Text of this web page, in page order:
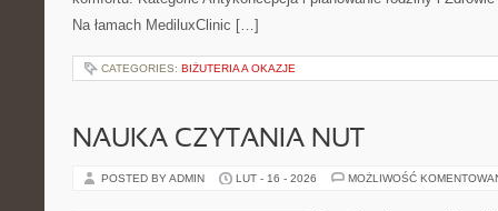
Na łamach MediluxClinic […]
CATEGORIES: BIŻUTERIA A OKAZJE
NAUKA CZYTANIA NUT
POSTED BY ADMIN LUT - 16 - 2026 MOŻLIWOŚĆ